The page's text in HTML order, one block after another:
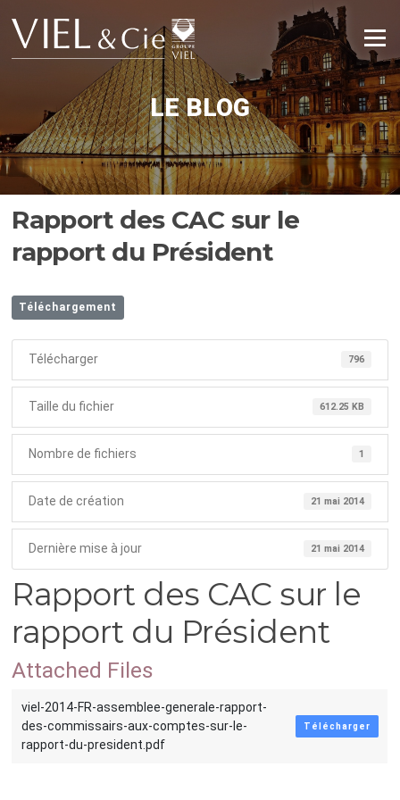
contenu
Menu
LE BLOG
Rapport des CAC sur le
rapport du Président
Téléchargement
Télécharger 796
Taille du fichier 612.25 KB
Nombre de fichiers 1
Date de création 21 mai 2014
Dernière mise à jour 21 mai 2014
Rapport des CAC sur le
rapport du Président
Attached Files
viel-2014-FR-assemblee-generale-rapport-
des-commissairs-aux-comptes-sur-le-
rapport-du-president.pdf
Télécharger